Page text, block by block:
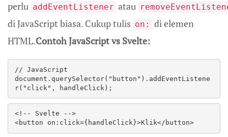
perlu addEventListener atau
di JavaScript biasa. Cukup tulis on:
di elemen
HTML.Contoh JavaScript vs Svelte:
// JavaScript
document.querySelector("button").addEventListene
r("click", handleClick);
<!-- Svelte -->
<button on:click={handleClick}>Klik</button>